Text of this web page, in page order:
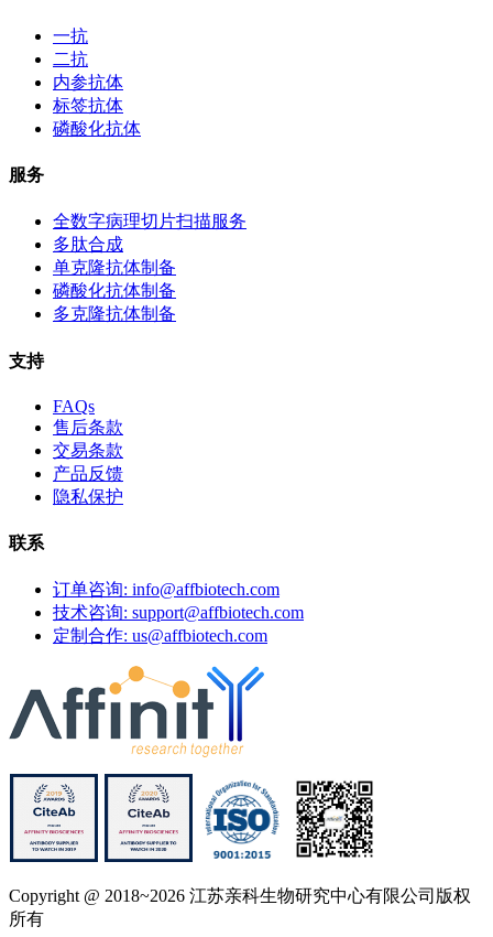
一抗
二抗
内参抗体
标签抗体
磷酸化抗体
服务
全数字病理切片扫描服务
多肽合成
单克隆抗体制备
磷酸化抗体制备
多克隆抗体制备
支持
FAQs
售后条款
交易条款
产品反馈
隐私保护
联系
订单咨询: info@affbiotech.com
技术咨询: support@affbiotech.com
定制合作: us@affbiotech.com
Copyright @ 2018~2026 江苏亲科生物研究中心有限公司版权
所有